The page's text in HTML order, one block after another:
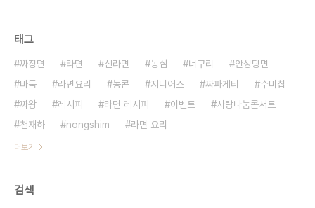
태그
짜장면 라면 신라면 농심 너구리
안성탕면
바둑
라면요리 농콘 지니어스 짜파게티
수미칩
짜왕
레시피 라면 레시피 이벤트
사랑나눔콘서트
천재하
nongshim 라면 요리
더보기
검색